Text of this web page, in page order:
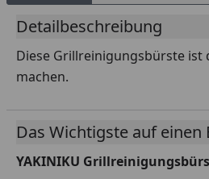
Detailbeschreibung
Diese Grillreinigungsbürste ist
machen.
Das Wichtigste auf einen
YAKINIKU